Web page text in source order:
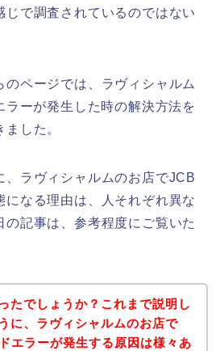
で調査されているのではない
のページでは、ラヴィシャルム
ーが発生した時の解決方法を
した。
、ラヴィシャルムのお店でJCB
になる理由は、人それぞれ異な
の記事は、参考程度にご覧いた
たでしょうか？これまで説明し
に、ラヴィシャルムのお店で
エラーが発生する原因は様々あ